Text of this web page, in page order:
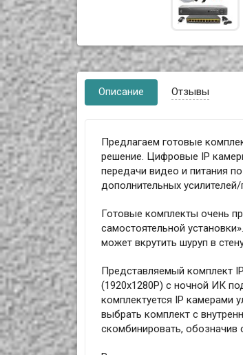
Описание Отзывы
Предлагаем готовые
решение. Цифровые IP
передачи видео и питания
дополнительных усилителей/
Готовые комплекты очень
самостоятельной
может вкрутить шуруп в
Представляемый комплект
(1920x1280P) с ночной ИК
комплектуется IP камерами
выбрать комплект с
скомбинировать, обозначив